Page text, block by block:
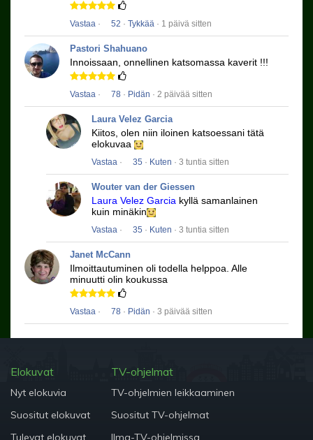
Vastaa · 52 · Tykkää · 1 päivä sitten
Pastori Shahuano
Innoissaan, onnellinen katsomassa kaverit !!!
Vastaa · 78 · Pidän · 2 päivää sitten
Laura Velez Garcia
Kiitos, olen niin iloinen katsoessani tätä
elokuvaa
Vastaa · 35 · Kuten · 3 tuntia sitten
Wouter van der Giessen
Laura Velez Garcia kyllä ​​samanlainen
kuin minäkin
Vastaa · 35 · Kuten · 3 tuntia sitten
Janet McCann
Ilmoittautuminen oli todella helppoa. Alle
minuutti olin koukussa
Vastaa · 78 · Pidän · 3 päivää sitten
Elokuvat
Nyt elokuvia
Suositut elokuvat
Tulevat elokuvat
TV-ohjelmat
TV-ohjelmien leikkaaminen
Suositut TV-ohjelmat
Ilma-TV-ohjelmissa